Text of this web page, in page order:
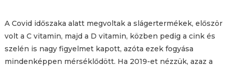
A Covid időszaka alatt megvoltak a slágertermékek, először
volt a C vitamin, majd a D vitamin, közben pedig a cink és
szelén is nagy figyelmet kapott, azóta ezek fogyása
mindenképpen mérséklődött. Ha 2019-et nézzük, azaz a